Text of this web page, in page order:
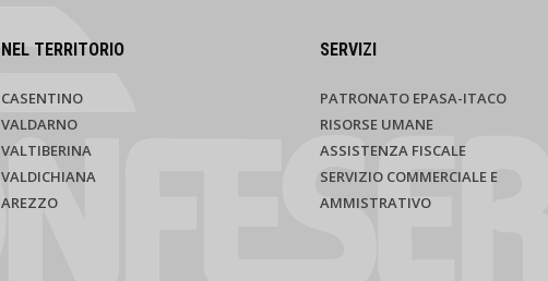
NEL TERRITORIO
CASENTINO
VALDARNO
VALTIBERINA
VALDICHIANA
AREZZO
SERVIZI
PATRONATO EPASA-ITACO
RISORSE UMANE
ASSISTENZA FISCALE
SERVIZIO COMMERCIALE E
AMMISTRATIVO